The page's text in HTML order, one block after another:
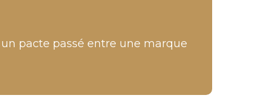
pacte passé entre une marque